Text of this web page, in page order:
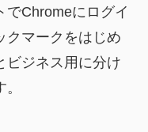
でChromeにログイ
クマークをはじめ
ビジネス用に分け